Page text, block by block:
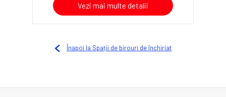
Vezi mai multe detalii
Înapoi la Spații de birouri de închiriat